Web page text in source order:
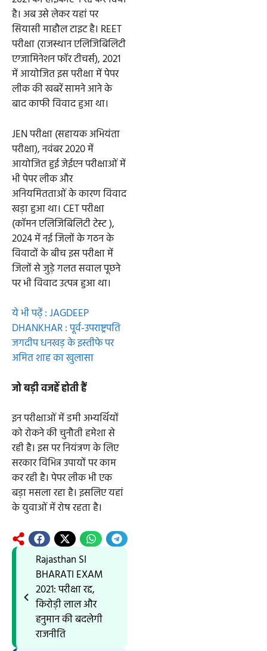
है। अब उसे लेकर यहां पर
सियासी माहौल टाइट है। REET
परीक्षा (राजस्थान एलिजिबिलिटी
एग्जामिनेशन फॉर टीचर्स), 2021
में आयोजित इस परीक्षा में पेपर
लीक की खबरें सामने आने के
बाद काफी विवाद हुआ था।
JEN परीक्षा (सहायक अभियंता
परीक्षा), नवंबर 2020 में
आयोजित हुई जेईएन परीक्षाओं में
भी पेपर लीक और
अनियमितताओं के कारण विवाद
खड़ा हुआ था। CET परीक्षा
(कॉमन एलिजिबिलिटी टेस्ट ),
2024 में नई जिलों के गठन के
विवादों के बीच इस परीक्षा में
जिलों से जुड़े गलत सवाल पूछने
पर भी विवाद उत्पन्न हुआ था।
ये भी पढ़ें : JAGDEEP
DHANKHAR : पूर्व-उपराष्ट्रपति
जगदीप धनखड़ के इस्तीफे पर
अमित शाह का खुलासा
जो बड़ी वजहें होती हैं
इन परीक्षाओं में डमी अभ्यर्थियों
को रोकने की चुनौती हमेशा से
रही है। इस पर नियंत्रण के लिए
सरकार विभिन्न उपायों पर काम
कर रही है। पेपर लीक भी एक
बड़ा मसला रहा है। इसलिए यहां
के युवाओं में रोष रहता है।
Rajasthan SI
BHARATI EXAM
2021: परीक्षा रद्द,
किरोड़ी लाल और
हनुमान की बदलेगी
राजनीति